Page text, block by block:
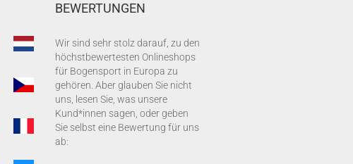
BEWERTUNGEN
Wir sind sehr stolz darauf, zu den
höchstbewertesten Onlineshops
für Bogensport in Europa zu
gehören. Aber glauben Sie nicht
uns, lesen Sie, was unsere
Kund*innen sagen, oder geben
Sie selbst eine Bewertung für uns
ab: